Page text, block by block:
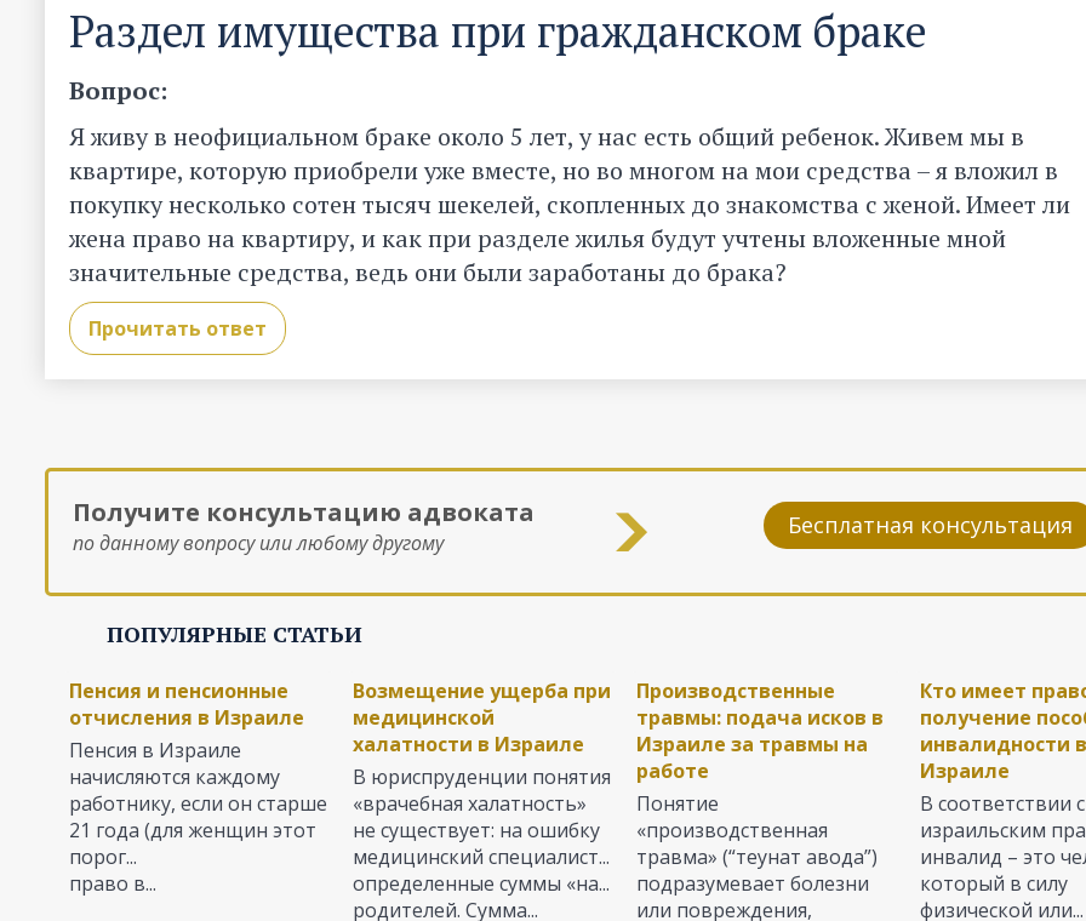
Раздел имущества при гражданском браке
Вопрос:
Я живу в неофициальном браке около 5 лет, у нас есть общий ребенок. Живем мы в
квартире, которую приобрели уже вместе, но во многом на мои средства – я вложил в
покупку несколько сотен тысяч шекелей, скопленных до знакомства с женой. Имеет ли
жена право на квартиру, и как при разделе жилья будут учтены вложенные мной
значительные средства, ведь они были заработаны до брака?
Прочитать ответ
Получите консультацию адвоката
по данному вопросу или любому другому
Бесплатная консультация
ПОПУЛЯРНЫЕ СТАТЬИ
Алименты в Израиле -
процедура оформления
и начисления
Когда разрушается семья,
на первый план выходит
вопрос о взыскании
алиментов. Семейное
право в...
Размер выплат
алиментов в Израиле.
Как рассчитываются
алименты?
Система правосудия
старается максимально
соблюсти интересы
ребенка при разводе
родителей. Сумма...
Оплата больничного
листа при получении
травмы на работе
Производственные
травмы в Израиле – не
такое уж редкое явление.
Трудовое право в
Израиле...
Кто имеет
получение
гражданства
Сегодня Израиль
представляет
страну с
жизни, даже,
Раздел имущества при
разводе в Израиле
Развод – процедура в
высшей степени
неприятная, а иногда и
трагическая. Очень часто
она...
Оздоровительные в
Израиле - выплаты и
правила
Израильское
законодательство
обязывает работодателя
выплачивать работникам
определенные суммы «на...
Михтав Итпатрут.
Увольнение по
собственному желанию
в Израиле.
Если вы увольняетесь по
просьбе работодателя или
из-за ухудшений условий
труда, обязательно...
Как
наличии
ле-поаль»
Сегодня
людей,
банках Израиля
различные
которые они
Пенсия и пенсионные
отчисления в Израиле
Пенсия в Израиле
начисляются каждому
работнику, если он старше
21 года (для женщин этот
порог...
Возмещение ущерба при
медицинской
халатности в Израиле
В юриспруденции понятия
«врачебная халатность»
не существует: на ошибку
медицинский специалист...
Производственные
травмы: подача исков в
Израиле за травмы на
работе
Понятие
«производственная
травма» (“теунат авода”)
подразумевает болезни
или повреждения,
Кто имеет
получение
инвалидности
Израиле
В соответствии с
израильским
инвалид – это
который в силу
физической или...